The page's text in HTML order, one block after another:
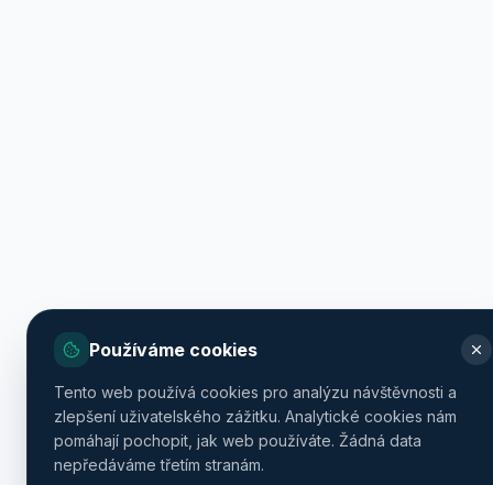
Používáme cookies
Tento web používá cookies pro analýzu návštěvnosti a
zlepšení uživatelského zážitku. Analytické cookies nám
pomáhají pochopit, jak web používáte. Žádná data
nepředáváme třetím stranám.